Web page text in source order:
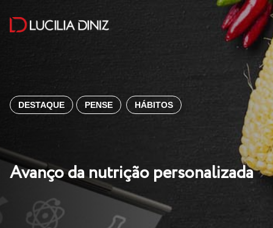
DESTAQUE PENSE HÁBITOS
Avanço da nutrição personalizada